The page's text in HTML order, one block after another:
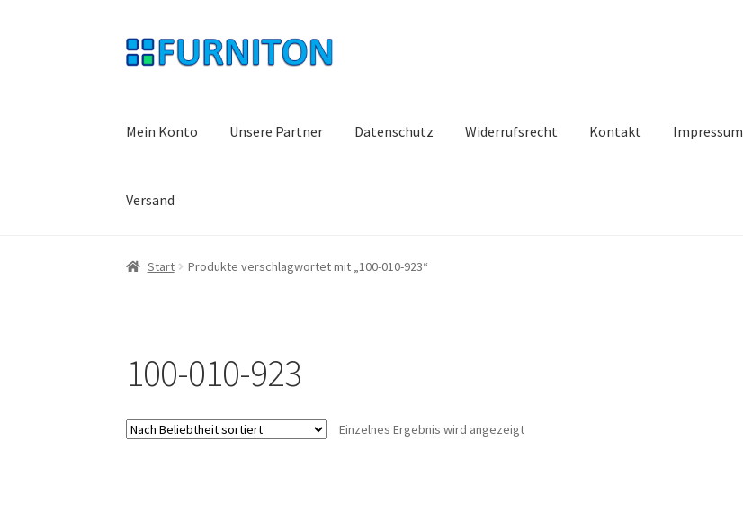
Zur
Navigation
Zum
Inhalt
Mein Konto Unsere Partner Datenschutz Widerrufsrecht Kontakt Impressum
Versand
Start Produkte verschlagwortet mit „100-010-923“
100-010-923
Einzelnes Ergebnis wird angezeigt